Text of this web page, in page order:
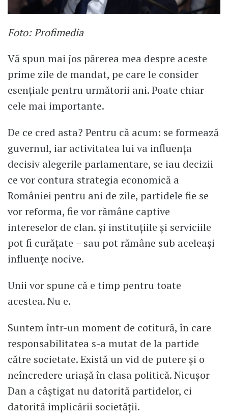
Foto: Profimedia
Vă spun mai jos părerea mea despre aceste
prime zile de mandat, pe care le consider
esențiale pentru următorii ani. Poate chiar
cele mai importante.
De ce cred asta? Pentru că acum: se formează
guvernul, iar activitatea lui va influența
decisiv alegerile parlamentare, se iau decizii
ce vor contura strategia economică a
României pentru ani de zile, partidele fie se
vor reforma, fie vor rămâne captive
intereselor de clan. și instituțiile și serviciile
pot fi curățate – sau pot rămâne sub aceleași
influențe nocive.
Unii vor spune că e timp pentru toate
acestea. Nu e.
Suntem într-un moment de cotitură, în care
responsabilitatea s-a mutat de la partide
către societate. Există un vid de putere și o
neîncredere uriașă în clasa politică. Nicușor
Dan a câștigat nu datorită partidelor, ci
datorită implicării societății.